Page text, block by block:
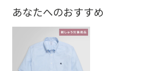
あなたへのおすすめ